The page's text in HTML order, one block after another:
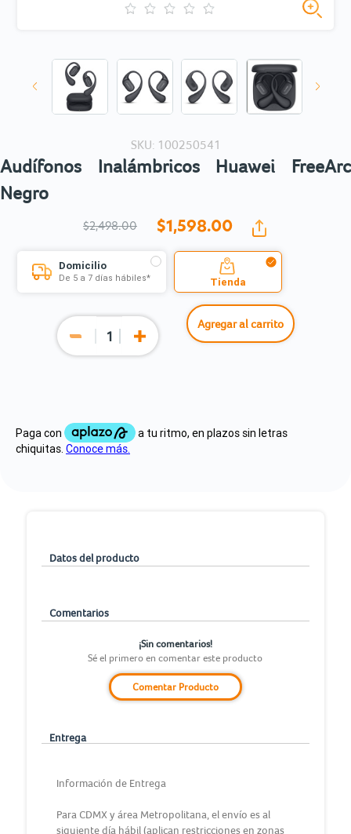
SKU: 100250541
Audífonos Inalámbricos Huawei FreeArc
Negro
$2,498.00 $1,598.00
Domicilio
De 5 a 7 días hábiles* Tienda
Agregar al carrito
Datos del producto
Comentarios
¡Sin comentarios!
Sé el primero en comentar este producto
Comentar Producto
Entrega
Información de Entrega
Para CDMX y área Metropolitana, el envío es al
siguiente día hábil (aplican restricciones en zonas